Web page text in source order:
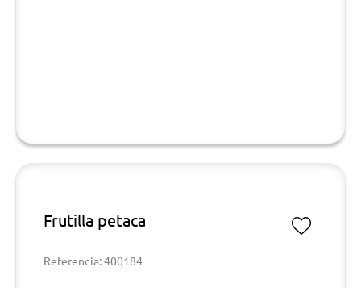
-
Frutilla petaca
Referencia: 400184